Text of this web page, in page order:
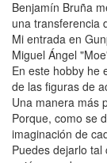
Benjamín Bruña
una transferencia
Mi entrada en
Miguel Ángel
En este hobby he
de las figuras de
Una manera más
Porque, como se
imaginación de
Puedes dejarlo